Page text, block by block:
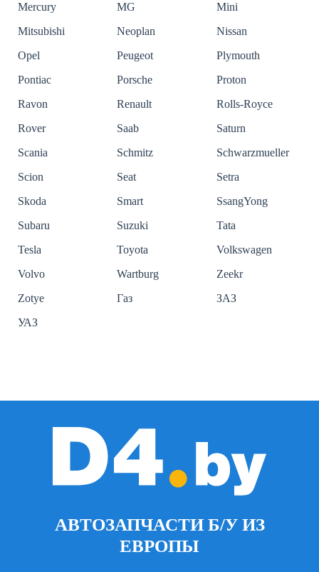
Mercury
MG
Mini
Mitsubishi
Neoplan
Nissan
Opel
Peugeot
Plymouth
Pontiac
Porsche
Proton
Ravon
Renault
Rolls-Royce
Rover
Saab
Saturn
Scania
Schmitz
Schwarzmueller
Scion
Seat
Setra
Skoda
Smart
SsangYong
Subaru
Suzuki
Tata
Tesla
Toyota
Volkswagen
Volvo
Wartburg
Zeekr
Zotye
Газ
ЗАЗ
УАЗ
АВТОЗАПЧАСТИ Б/У ИЗ
ЕВРОПЫ